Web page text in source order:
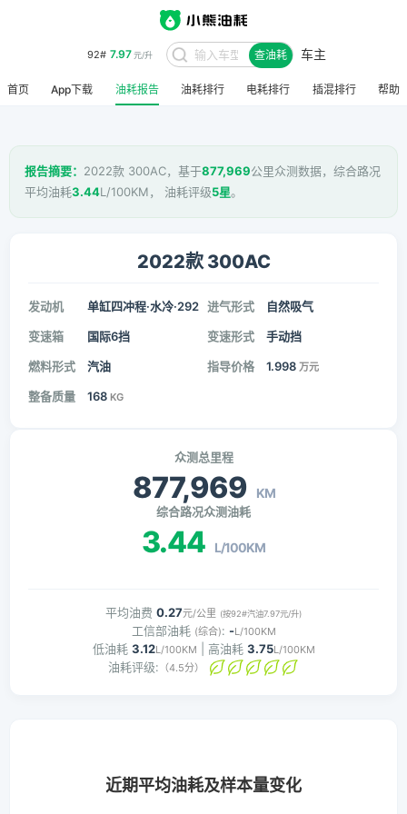
92# 7.97元/升 查油耗 车主
首页 App下载 油耗报告 油耗排行 电耗排行 插混排行 帮助
报告摘要： 2022款 300AC，基于877,969公里众测数据，综合路况
平均油耗3.44L/100KM， 油耗评级5星。
2022款 300AC
发动机 单缸四冲程·水冷·292 进气形式 自然吸气
变速箱 国际6挡 变速形式 手动挡
燃料形式 汽油 指导价格 1.998 万元
整备质量 168 KG
众测总里程
877,969 KM
综合路况众测油耗
3.44 L/100KM
平均油费 0.27元/公里 (按92#汽油7.97元/升)
工信部油耗 (综合): -L/100KM
低油耗 3.12L/100KM | 高油耗 3.75L/100KM
油耗评级: （4.5分）